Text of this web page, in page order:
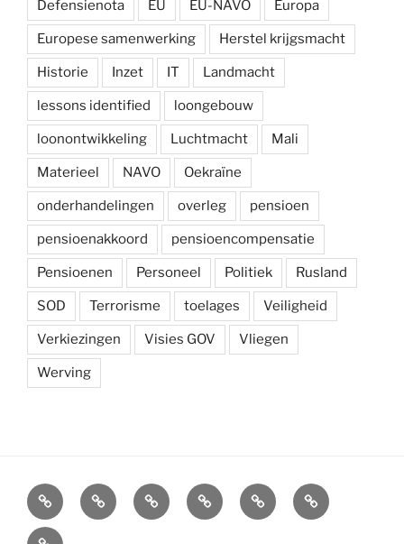
Defensienota EU EU-NAVO Europa
Europese samenwerking Herstel krijgsmacht
Historie Inzet IT Landmacht
lessons identified loongebouw
loonontwikkeling Luchtmacht Mali
Materieel NAVO Oekraïne
onderhandelingen overleg pensioen
pensioenakkoord pensioencompensatie
Pensioenen Personeel Politiek Rusland
SOD Terrorisme toelages Veiligheid
Verkiezingen Visies GOV Vliegen
Werving
Arbeidsvoorwaarden
Carré
Onze
krijgsmacht
Ledenvoordelen
AfdelingenSymposium
Carré